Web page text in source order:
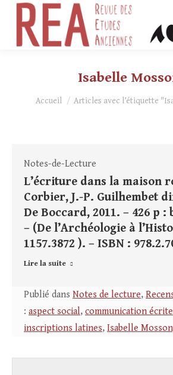
Isabelle
Vous êtes ici :
Accueil Articles avec l’étiquette
Notes-de-Lecture
L’écriture dans la maison
Corbier, J.-P. Guilhembet
De Boccard, 2011. – 426 p
– (De l’Archéologie à
1157.3872 ). – ISBN :
Lire la suite
Publié dans Notes de lecture,
: aspect social, communication écrite
inscriptions latines, Isabelle